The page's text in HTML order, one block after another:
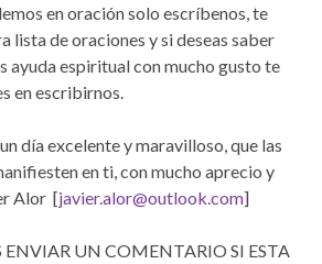
en oración solo escríbenos, te
lista de oraciones y si deseas saber
ayuda espiritual con mucho gusto te
en escribirnos.
día excelente y maravilloso, que las
en ti, con mucho aprecio y
Alor [javier.alor@outlook.com]
ENVIAR UN COMENTARIO SI ESTA